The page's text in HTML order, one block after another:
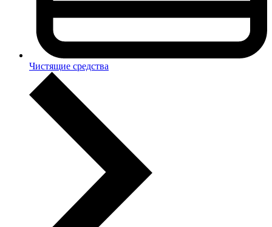
Чистящие средства